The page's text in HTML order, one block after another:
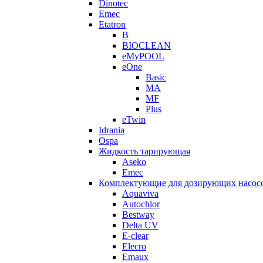
Dinotec
Emec
Etatron
B
BIOCLEAN
eMyPOOL
eOne
Basic
MA
MF
Plus
eTwin
Idrania
Ospa
Жидкость тарирующая
Aseko
Emec
Комплектующие для дозирующих
Aquaviva
Autochlor
Bestway
Delta UV
E-clear
Elecro
Emaux